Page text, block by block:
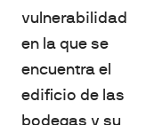
vulnerabilidad
en la que se
encuentra el
edificio de las
bodegas y su